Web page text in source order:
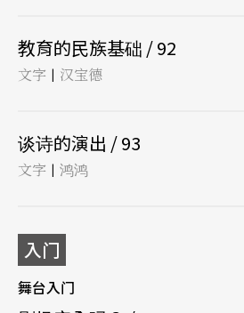
教育的民族基础 / 92
文字 | 汉宝德
谈诗的演出 / 93
文字 | 鸿鸿
入门
舞台入门